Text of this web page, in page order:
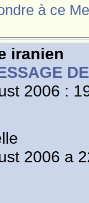
à ce
iranien
2006 :
2006 a